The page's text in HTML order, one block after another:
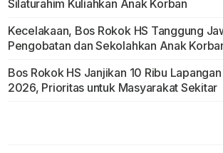
Silaturahim Kuliahkan Anak Korban
Kecelakaan, Bos Rokok HS Tanggung
Pengobatan dan Sekolahkan Anak
Bos Rokok HS Janjikan 10 Ribu
2026, Prioritas untuk Masyarakat Sekitar